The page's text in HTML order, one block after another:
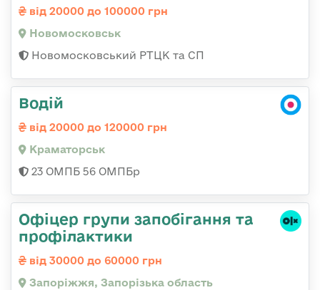
від 20000 до 100000 грн
Новомосковськ
Новомосковський РТЦК та СП
Водій
від 20000 до 120000 грн
Краматорськ
23 ОМПБ 56 ОМПБр
Офіцер групи запобігання та
профілактики
від 30000 до 60000 грн
Запоріжжя, Запорізька область